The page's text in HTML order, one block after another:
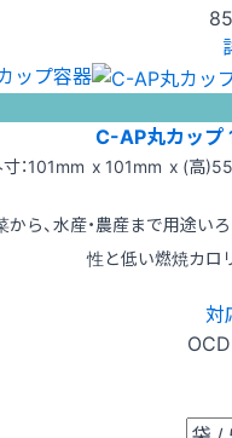
ップ容器
C-AP丸カッ
：101mm x 101mm x (高
から、水産・農産まで用途い
性と低い燃焼カロ
対
OCD